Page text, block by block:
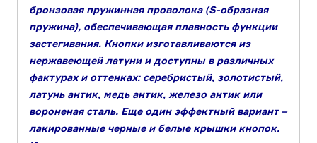
бронзовая пружинная проволока (S-образная
пружина), обеспечивающая плавность функции
застегивания. Кнопки изготавливаются из
нержавеющей латуни и доступны в различных
фактурах и оттенках: серебристый, золотистый,
латунь антик, медь антик, железо антик или
вороненая сталь. Еще один эффектный вариант –
лакированные черные и белые крышки кнопок.